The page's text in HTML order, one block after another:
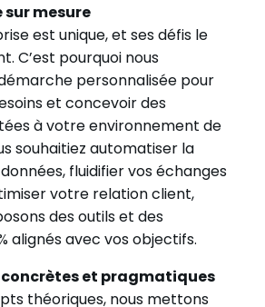
sur mesure
est unique, et ses défis le
C’est pourquoi nous
personnalisée pour
et concevoir des
à votre environnement de
souhaitiez automatiser la
fluidifier vos échanges
votre relation client,
des outils et des
alignés avec vos objectifs.
concrètes et pragmatiques
théoriques, nous mettons